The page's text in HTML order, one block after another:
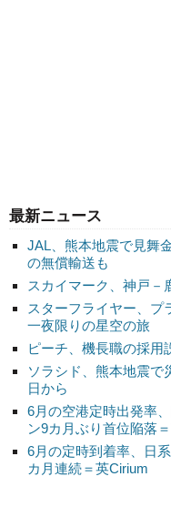
最新ニュース
JAL、熊本地震で見舞
の無償輸送も
スカイマーク、神戸
スターフライヤー、
一夜限りの星空の旅
ピーチ、機長職の採
ソラシド、熊本地震
日から
6月の空港定時出発率
ン9カ月ぶり首位陥落
6月の定時到着率、日
カ月連続＝英Cirium